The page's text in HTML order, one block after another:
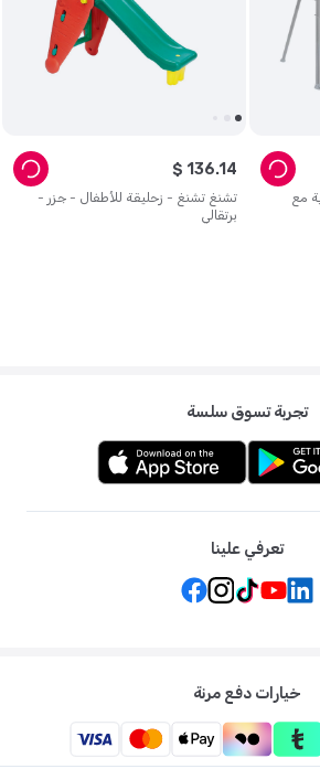
مع
تشنغ تشنغ - زحليقة للأطفال - جزر -
برتقالي
$ 136.14
تجربة تسوق سلسة
تعرفي علينا
خيارات دفع مرنة